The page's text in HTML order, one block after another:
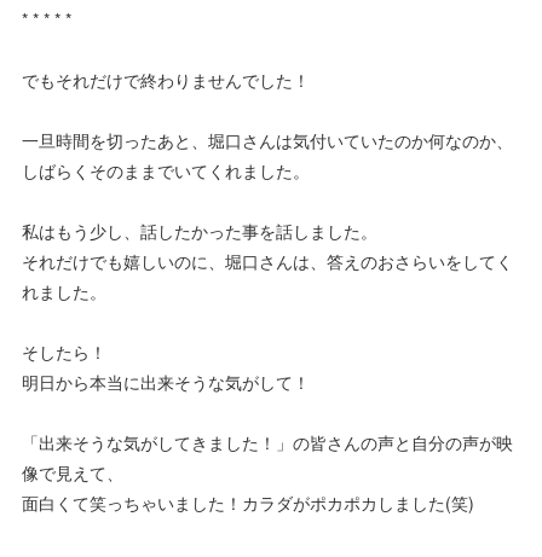
* * * * *
でもそれだけで終わりませんでした！
一旦時間を切ったあと、堀口さんは気付いていたのか何なのか、
しばらくそのままでいてくれました。
私はもう少し、話したかった事を話しました。
それだけでも嬉しいのに、堀口さんは、答えのおさらいをしてく
れました。
そしたら！
明日から本当に出来そうな気がして！
「出来そうな気がしてきました！」の皆さんの声と自分の声が映
像で見えて、
面白くて笑っちゃいました！カラダがポカポカしました(笑)